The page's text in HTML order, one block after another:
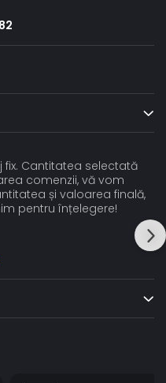
Cantitatea selectată
comenzii, vă vom
și valoarea finală,
pentru înțelegere!